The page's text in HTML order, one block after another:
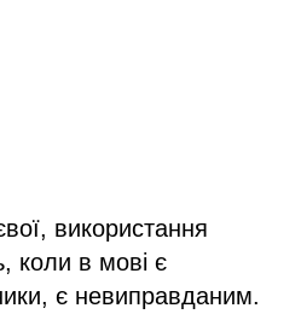
використання
коли в мові є
є невиправданим.